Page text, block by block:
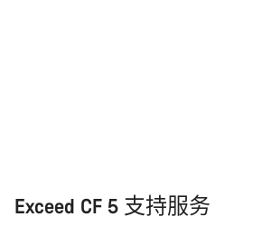
Exceed CF 5 支持服务